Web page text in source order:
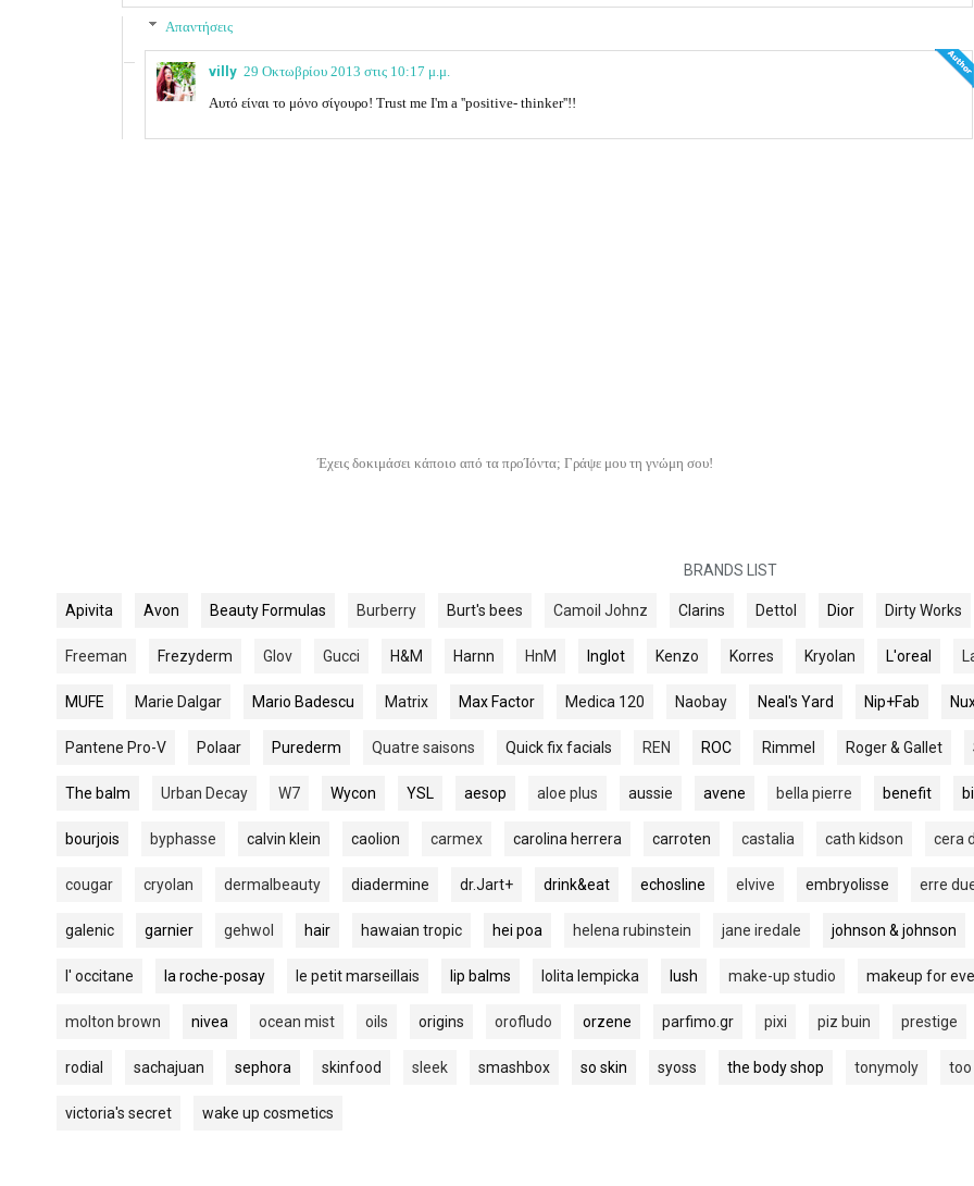
Απαντήσεις
villy 29 Οκτωβρίου 2013 στις 10:17 μ.μ.
Αυτό είναι το μόνο σίγουρο! Trust me I'm a ''positive- thinker''!!
Έχεις δοκιμάσει κάποιο από τα προΊόντα; Γράψε μου τη γνώμη σου!
BRANDS LIST
Apivita Avon Beauty Formulas Burberry Burt's bees Camoil Johnz Clarins Dettol Dior Dirty Works
Freeman Frezyderm Glov Gucci H&M Harnn HnM Inglot Kenzo Korres Kryolan L'oreal
MUFE Marie Dalgar Mario Badescu Matrix Max Factor Medica 120 Naobay Neal's Yard Nip+Fab
Pantene Pro-V Polaar Purederm Quatre saisons Quick fix facials REN ROC Rimmel Roger & Gallet
The balm Urban Decay W7 Wycon YSL aesop aloe plus aussie avene bella pierre benefit
bourjois byphasse calvin klein caolion carmex carolina herrera carroten castalia cath kidson cera
cougar cryolan dermalbeauty diadermine dr.Jart+ drink&eat echosline elvive embryolisse erre
galenic garnier gehwol hair hawaian tropic hei poa helena rubinstein jane iredale johnson & johnson
l' occitane la roche-posay le petit marseillais lip balms lolita lempicka lush make-up studio makeup for
molton brown nivea ocean mist oils origins orofludo orzene parfimo.gr pixi piz buin prestige
rodial sachajuan sephora skinfood sleek smashbox so skin syoss the body shop tonymoly too
victoria's secret wake up cosmetics